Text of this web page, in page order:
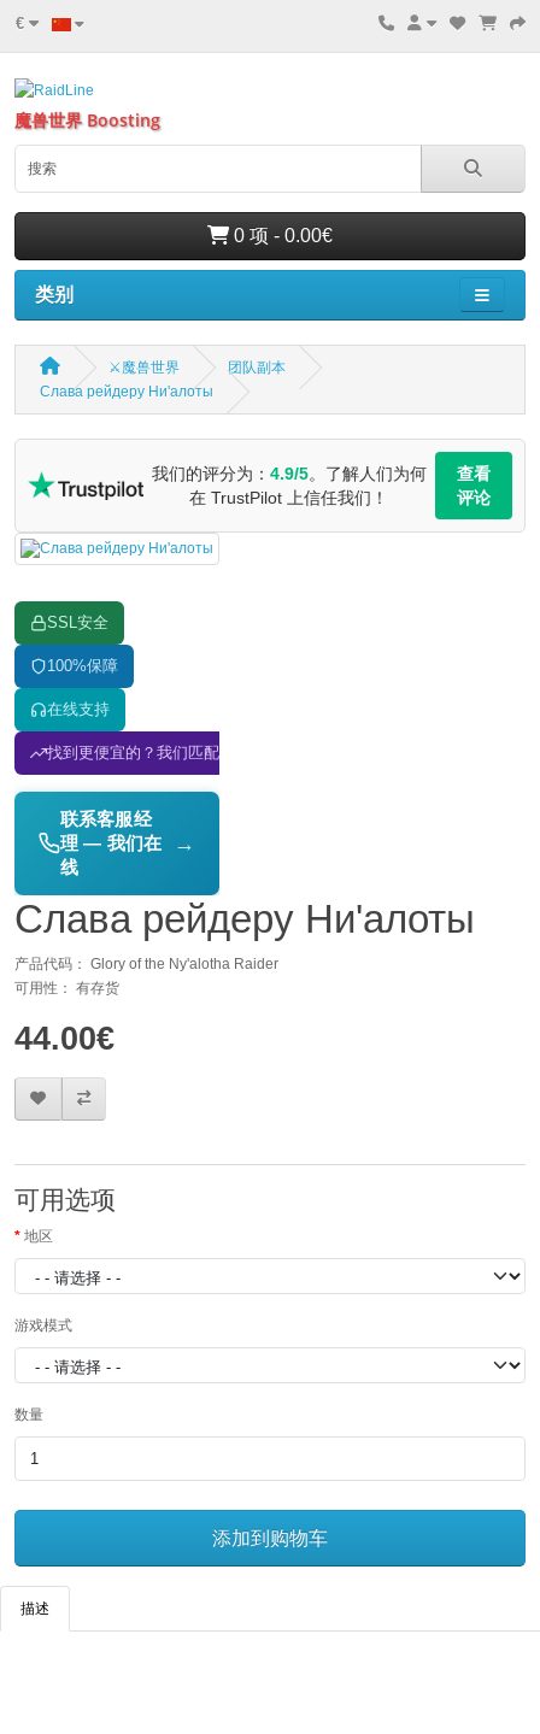
€
魔兽世界 Boosting
0 项 - 0.00€
类别
⚔️魔兽世界
团队副本
Слава рейдеру Ни'алоты
我们的评分为： 4.9/5。了解人们为何
在 TrustPilot 上信任我们！
查看
评论
SSL安全
100%保障
在线支持
找到更便宜的？我们匹配价格！
联系客服经
理 — 我们在
线
→
Слава рейдеру Ни'алоты
产品代码： Glory of the Ny'alotha Raider
可用性： 有存货
44.00€
可用选项
地区
游戏模式
数量
添加到购物车
描述